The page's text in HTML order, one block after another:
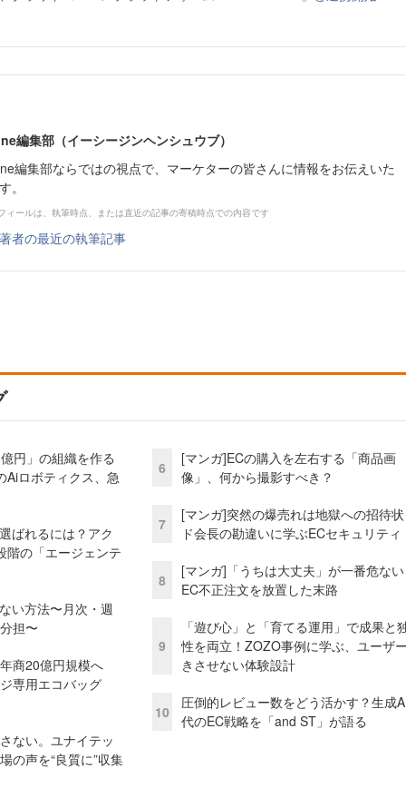
編集部（イーシージンヘンシュウブ）
編集部ならではの視点で、マーケターの皆さんに情報をお伝えいた
。
ィールは、執筆時点、または直近の記事の寄稿時点での内容です
者の最近の執筆記事
円」の組織を作る
Aiロボティクス、急
ばれるには？アク
階の「エージェンテ
い方法〜月次・週
担〜
商20億円規模へ
専用エコバッグ
ない。ユナイテッ
の声を“良質に”収集
6
[マンガ]ECの購入を左右する「商品画
像」、何から撮影すべき？
7
[マンガ]突然の爆売れは地獄への招待状
ド会長の勘違いに学ぶECセキュリティ
8
[マンガ]「うちは大丈夫」が一番危ない
EC不正注文を放置した末路
9
「遊び心」と「育てる運用」で成果と
性を両立！ZOZO事例に学ぶ、ユーザ
きさせない体験設計
10
圧倒的レビュー数をどう活かす？生成
代のEC戦略を「and ST」が語る